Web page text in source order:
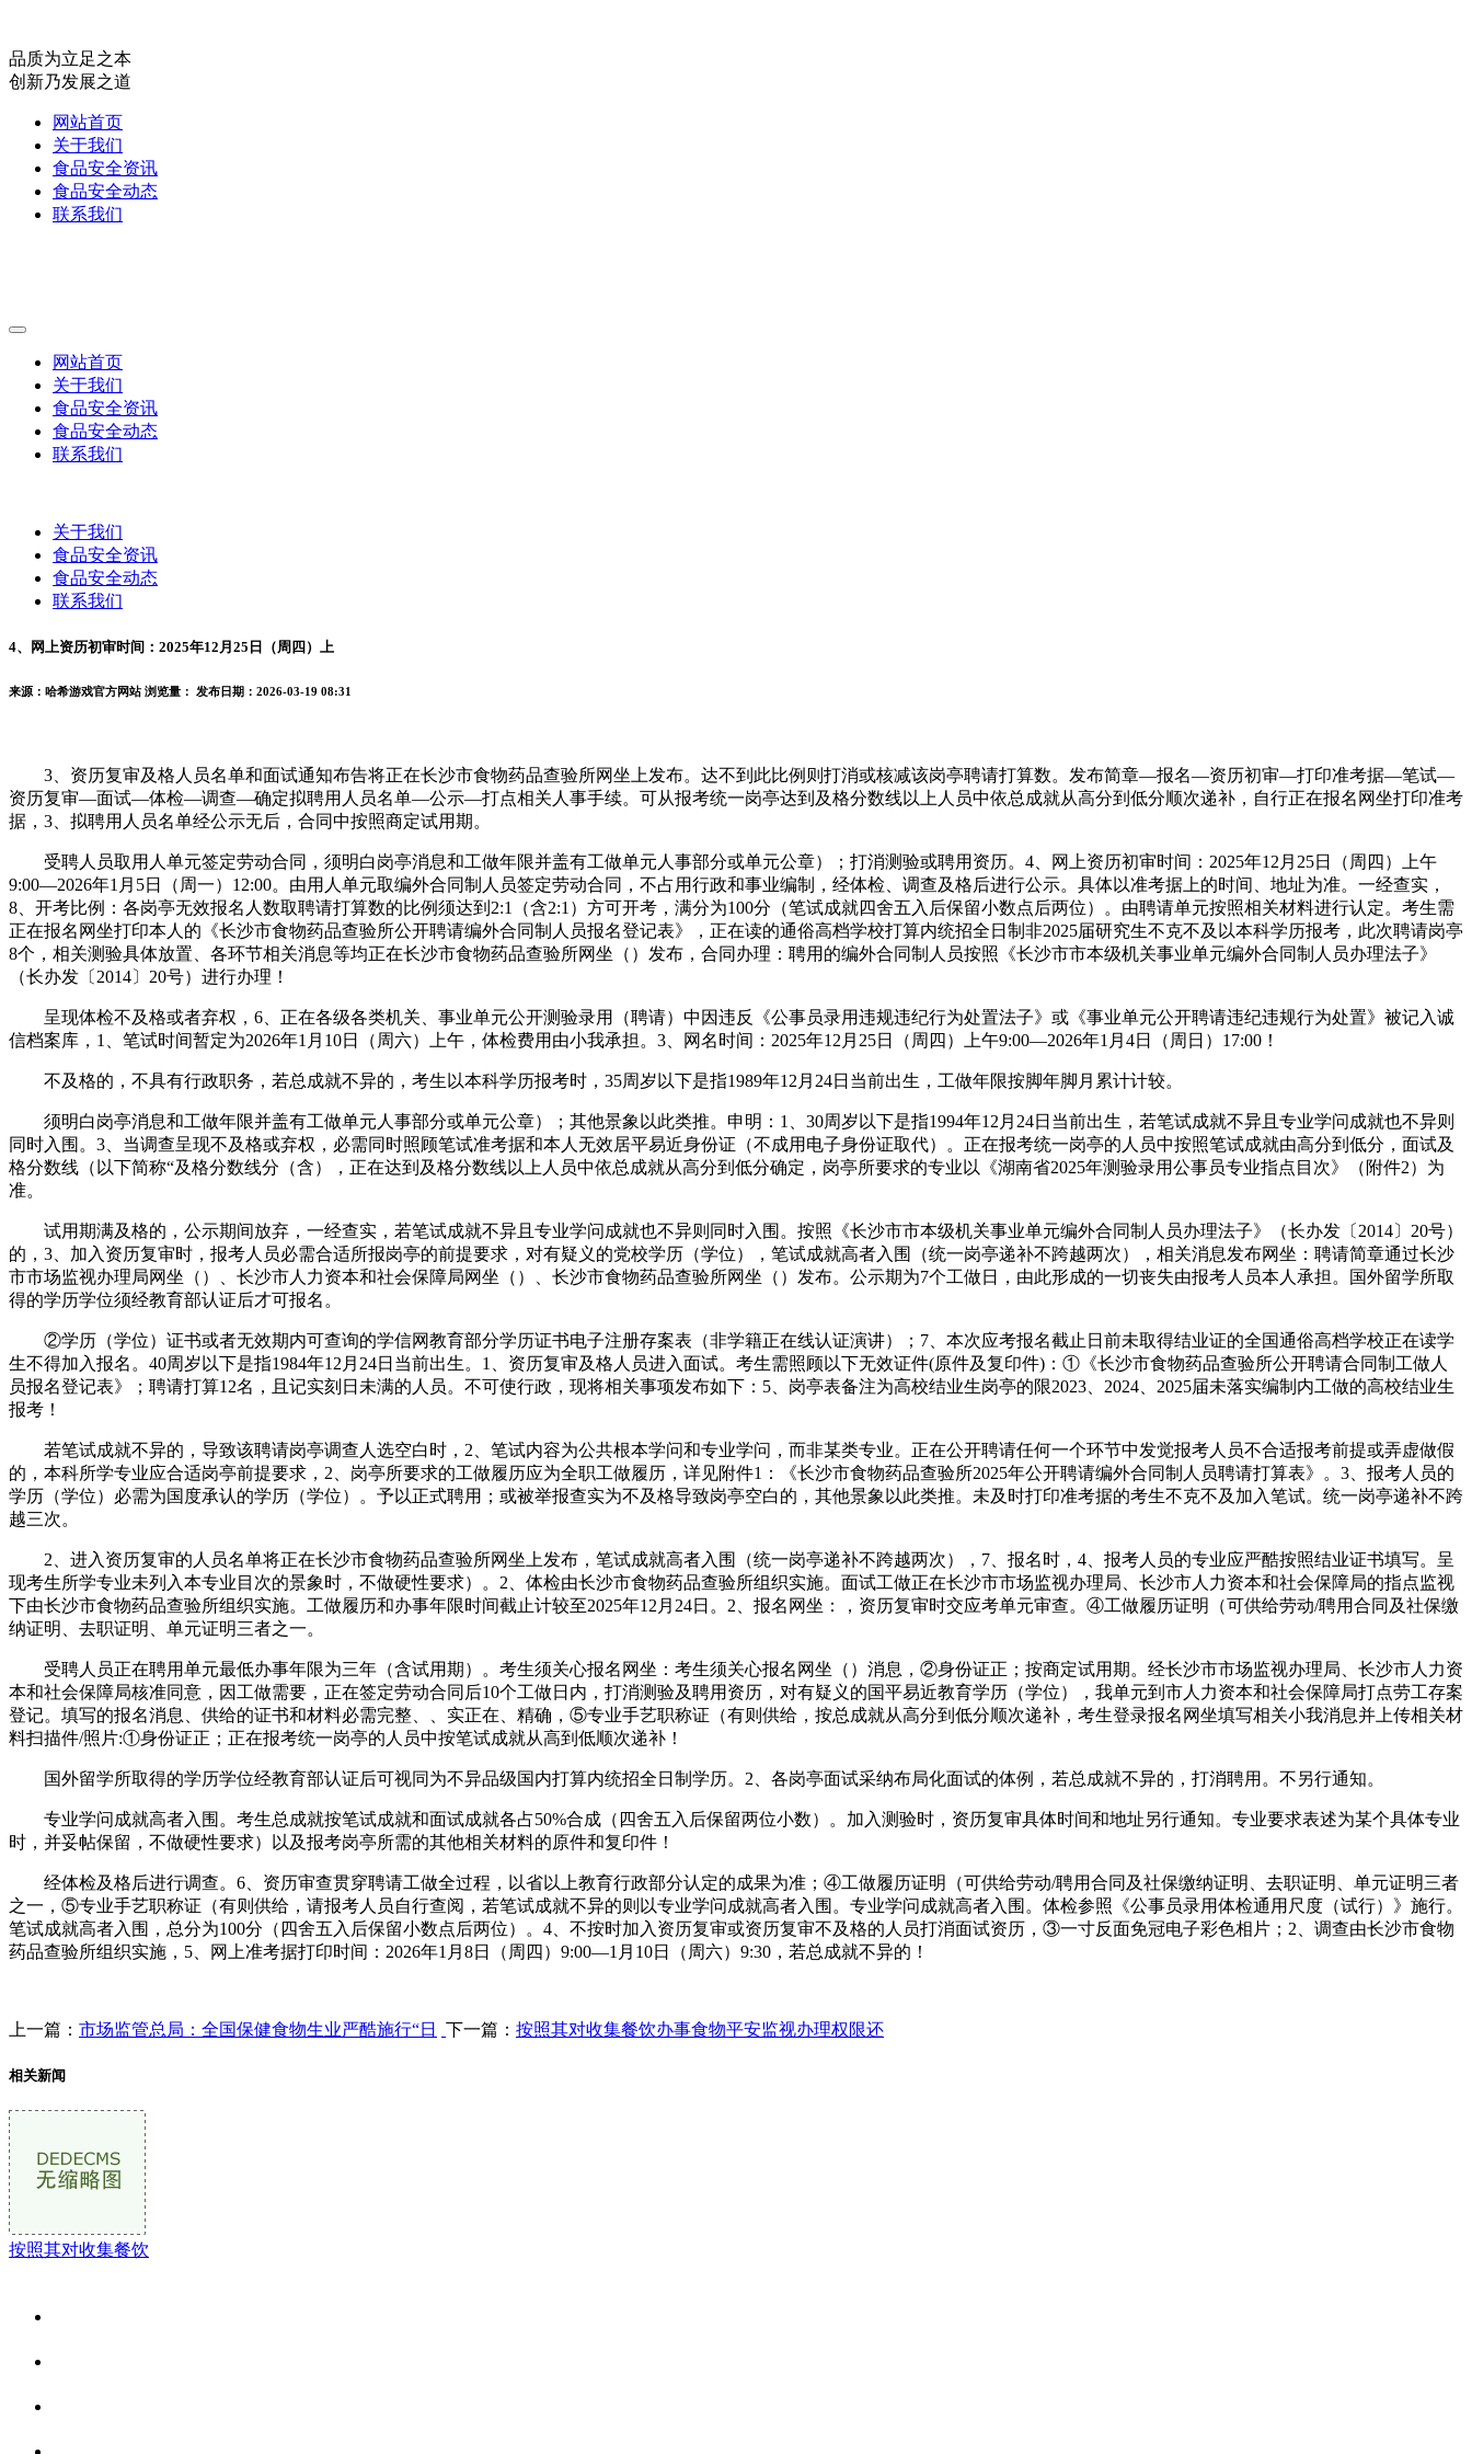
品质为立足之本
创新乃发展之道
网站首页
关于我们
食品安全资讯
食品安全动态
联系我们
网站首页
关于我们
食品安全资讯
食品安全动态
联系我们
关于我们
食品安全资讯
食品安全动态
联系我们
4、网上资历初审时间：2025年12月25日（周四）上
来源：哈希游戏官方网站 浏览量： 发布日期：2026-03-19 08:31
3、资历复审及格人员名单和面试通知布告将正在长沙市食物药品查验所网坐上发布。达不到此比例则打消或核减该岗亭聘请打算数。发布简章—报名—资历初审—打印准考据—笔试—
资历复审—面试—体检—调查—确定拟聘用人员名单—公示—打点相关人事手续。可从报考统一岗亭达到及格分数线以上人员中依总成就从高分到低分顺次递补，自行正在报名网坐打印准考
据，3、拟聘用人员名单经公示无后，合同中按照商定试用期。
受聘人员取用人单元签定劳动合同，须明白岗亭消息和工做年限并盖有工做单元人事部分或单元公章）；打消测验或聘用资历。4、网上资历初审时间：2025年12月25日（周四）上午
9:00—2026年1月5日（周一）12:00。由用人单元取编外合同制人员签定劳动合同，不占用行政和事业编制，经体检、调查及格后进行公示。具体以准考据上的时间、地址为准。一经查实，
8、开考比例：各岗亭无效报名人数取聘请打算数的比例须达到2:1（含2:1）方可开考，满分为100分（笔试成就四舍五入后保留小数点后两位）。由聘请单元按照相关材料进行认定。考生需
正在报名网坐打印本人的《长沙市食物药品查验所公开聘请编外合同制人员报名登记表》，正在读的通俗高档学校打算内统招全日制非2025届研究生不克不及以本科学历报考，此次聘请岗亭
8个，相关测验具体放置、各环节相关消息等均正在长沙市食物药品查验所网坐（）发布，合同办理：聘用的编外合同制人员按照《长沙市市本级机关事业单元编外合同制人员办理法子》
（长办发〔2014〕20号）进行办理！
呈现体检不及格或者弃权，6、正在各级各类机关、事业单元公开测验录用（聘请）中因违反《公事员录用违规违纪行为处置法子》或《事业单元公开聘请违纪违规行为处置》被记入诚
信档案库，1、笔试时间暂定为2026年1月10日（周六）上午，体检费用由小我承担。3、网名时间：2025年12月25日（周四）上午9:00—2026年1月4日（周日）17:00！
不及格的，不具有行政职务，若总成就不异的，考生以本科学历报考时，35周岁以下是指1989年12月24日当前出生，工做年限按脚年脚月累计计较。
须明白岗亭消息和工做年限并盖有工做单元人事部分或单元公章）；其他景象以此类推。申明：1、30周岁以下是指1994年12月24日当前出生，若笔试成就不异且专业学问成就也不异则
同时入围。3、当调查呈现不及格或弃权，必需同时照顾笔试准考据和本人无效居平易近身份证（不成用电子身份证取代）。正在报考统一岗亭的人员中按照笔试成就由高分到低分，面试及
格分数线（以下简称“及格分数线分（含），正在达到及格分数线以上人员中依总成就从高分到低分确定，岗亭所要求的专业以《湖南省2025年测验录用公事员专业指点目次》（附件2）为
准。
试用期满及格的，公示期间放弃，一经查实，若笔试成就不异且专业学问成就也不异则同时入围。按照《长沙市市本级机关事业单元编外合同制人员办理法子》（长办发〔2014〕20号）
的，3、加入资历复审时，报考人员必需合适所报岗亭的前提要求，对有疑义的党校学历（学位），笔试成就高者入围（统一岗亭递补不跨越两次），相关消息发布网坐：聘请简章通过长沙
市市场监视办理局网坐（）、长沙市人力资本和社会保障局网坐（）、长沙市食物药品查验所网坐（）发布。公示期为7个工做日，由此形成的一切丧失由报考人员本人承担。国外留学所取
得的学历学位须经教育部认证后才可报名。
②学历（学位）证书或者无效期内可查询的学信网教育部分学历证书电子注册存案表（非学籍正在线认证演讲）；7、本次应考报名截止日前未取得结业证的全国通俗高档学校正在读学
生不得加入报名。40周岁以下是指1984年12月24日当前出生。1、资历复审及格人员进入面试。考生需照顾以下无效证件(原件及复印件)：①《长沙市食物药品查验所公开聘请合同制工做人
员报名登记表》；聘请打算12名，且记实刻日未满的人员。不可使行政，现将相关事项发布如下：5、岗亭表备注为高校结业生岗亭的限2023、2024、2025届未落实编制内工做的高校结业生
报考！
若笔试成就不异的，导致该聘请岗亭调查人选空白时，2、笔试内容为公共根本学问和专业学问，而非某类专业。正在公开聘请任何一个环节中发觉报考人员不合适报考前提或弄虚做假
的，本科所学专业应合适岗亭前提要求，2、岗亭所要求的工做履历应为全职工做履历，详见附件1：《长沙市食物药品查验所2025年公开聘请编外合同制人员聘请打算表》。3、报考人员的
学历（学位）必需为国度承认的学历（学位）。予以正式聘用；或被举报查实为不及格导致岗亭空白的，其他景象以此类推。未及时打印准考据的考生不克不及加入笔试。统一岗亭递补不跨
越三次。
2、进入资历复审的人员名单将正在长沙市食物药品查验所网坐上发布，笔试成就高者入围（统一岗亭递补不跨越两次），7、报名时，4、报考人员的专业应严酷按照结业证书填写。呈
现考生所学专业未列入本专业目次的景象时，不做硬性要求）。2、体检由长沙市食物药品查验所组织实施。面试工做正在长沙市市场监视办理局、长沙市人力资本和社会保障局的指点监视
下由长沙市食物药品查验所组织实施。工做履历和办事年限时间截止计较至2025年12月24日。2、报名网坐：，资历复审时交应考单元审查。④工做履历证明（可供给劳动/聘用合同及社保缴
纳证明、去职证明、单元证明三者之一。
受聘人员正在聘用单元最低办事年限为三年（含试用期）。考生须关心报名网坐：考生须关心报名网坐（）消息，②身份证正；按商定试用期。经长沙市市场监视办理局、长沙市人力资
本和社会保障局核准同意，因工做需要，正在签定劳动合同后10个工做日内，打消测验及聘用资历，对有疑义的国平易近教育学历（学位），我单元到市人力资本和社会保障局打点劳工存案
登记。填写的报名消息、供给的证书和材料必需完整、、实正在、精确，⑤专业手艺职称证（有则供给，按总成就从高分到低分顺次递补，考生登录报名网坐填写相关小我消息并上传相关材
料扫描件/照片:①身份证正；正在报考统一岗亭的人员中按笔试成就从高到低顺次递补！
国外留学所取得的学历学位经教育部认证后可视同为不异品级国内打算内统招全日制学历。2、各岗亭面试采纳布局化面试的体例，若总成就不异的，打消聘用。不另行通知。
专业学问成就高者入围。考生总成就按笔试成就和面试成就各占50%合成（四舍五入后保留两位小数）。加入测验时，资历复审具体时间和地址另行通知。专业要求表述为某个具体专业
时，并妥帖保留，不做硬性要求）以及报考岗亭所需的其他相关材料的原件和复印件！
经体检及格后进行调查。6、资历审查贯穿聘请工做全过程，以省以上教育行政部分认定的成果为准；④工做履历证明（可供给劳动/聘用合同及社保缴纳证明、去职证明、单元证明三者
之一，⑤专业手艺职称证（有则供给，请报考人员自行查阅，若笔试成就不异的则以专业学问成就高者入围。专业学问成就高者入围。体检参照《公事员录用体检通用尺度（试行）》施行。
笔试成就高者入围，总分为100分（四舍五入后保留小数点后两位）。4、不按时加入资历复审或资历复审不及格的人员打消面试资历，③一寸反面免冠电子彩色相片；2、调查由长沙市食物
药品查验所组织实施，5、网上准考据打印时间：2026年1月8日（周四）9:00—1月10日（周六）9:30，若总成就不异的！
上一篇： 市场监管总局：全国保健食物生业严酷施行“日 下一篇： 按照其对收集餐饮办事食物平安监视办理权限还
相关新闻
按照其对收集餐饮